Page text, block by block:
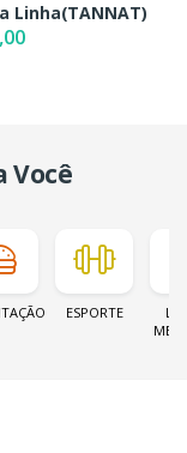
Linha(TANNAT)
Você
ESPORTE